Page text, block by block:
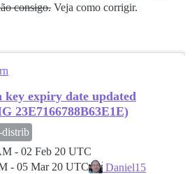
consigo. Veja como corrigir.
key expiry date updated
23E7166788B63E1E)
- 02 Feb 20 UTC
- 05 Mar 20 UTC Daniel15
distrib